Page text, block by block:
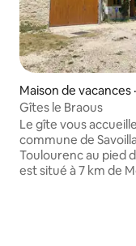
Maison de vacances
an
Gîtes le Braous
Le gîte vous accueille toute l’année sur la
commune de
Toulourenc au pied
est situé à 7 km de